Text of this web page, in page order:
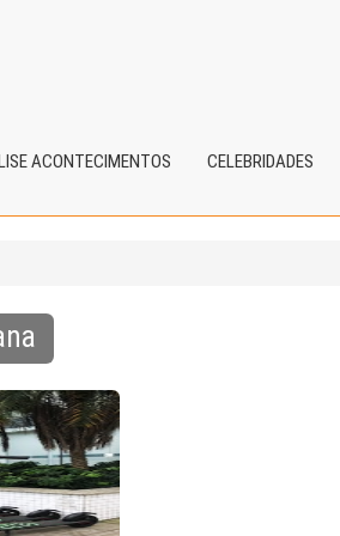
ACONTECIMENTOS CELEBRIDADES